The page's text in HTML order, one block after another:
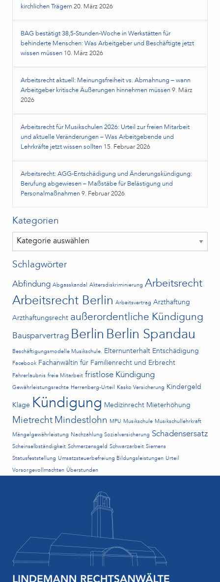
kirchlichen Trägern 20. März 2026
BAG bestätigt 38,5‑Stunden‑Woche in Werkstätten für
behinderte Menschen: Was Arbeitgeber und Beschäftigte jetzt
wissen müssen 10. März 2026
Arbeitsrecht aktuell: Meinungsfreiheit vs. Abmahnung – wann
Arbeitgeber kritische Äußerungen hinnehmen müssen 9. März
2026
Arbeitsrecht für Musikschulen 2026: Urteil zur freien Mitarbeit
und aktuelle Veränderungen – Was Arbeitgebende und
Lehrkräfte jetzt wissen sollten 15. Februar 2026
Arbeitsrecht: AGG-Entschädigung und Änderungskündigung:
Berufung abgewiesen – Maßstäbe für Belästigung und
Personalmaßnahmen 9. Februar 2026
Kategorien
Kategorien
Schlagwörter
Abfindung Abgasskandal Aktersdiskriminierung Arbeitsrecht
Arbeitsrecht Berlin Arbeitsvertrag Arzthaftung
Arzthaftungsrecht außerordentliche Kündigung
Bausparvertrag Berlin Berlin Spandau
Beschäftigungsmodelle Musikschule. Elternunterhalt Entschädigung
Facebook Fachanwältin für Familienrecht und Erbrecht
Fahrerlaubnis freie Mitarbeit fristlose Kündigung
Gewährleistungsrechte Herrenberg-Urteil Kasko Versicherung Kindergeld
Klage Kündigung Medizinrecht Mieterhöhung
Mietrecht Mindestlohn MPU Musikschule Musikschullehrkraft
Mängelgewährleistung Nachzahlung Sozialversicherung Schadensersatz
Scheinselbständigkeit Schmerzensgeld Schwarzarbeit Siemens
Statusfeststellung Umsatzsteuerbefreiung Bildungsleistungen Urteil
Vorsorgevollmachten Überstunden